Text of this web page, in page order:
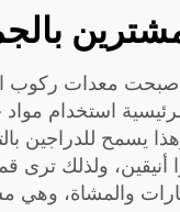
عام ٢٠٢٣، أصبحت
استخدام
يسمح للدراجين
أنيقين، ولذلك
والمشاة، وهي